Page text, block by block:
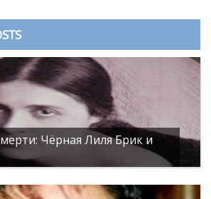
Чёрная Лиля Брик и